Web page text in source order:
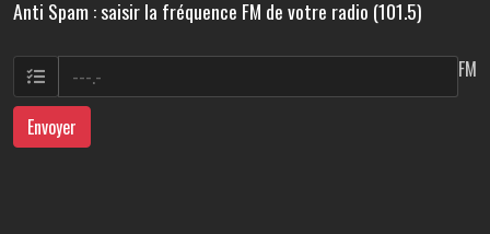
Anti Spam : saisir la fréquence FM de votre radio (101.5)
FM
Envoyer